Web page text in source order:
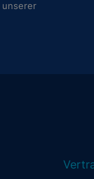
unserer